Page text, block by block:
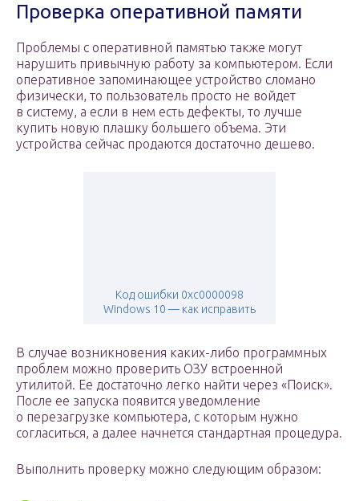
Проверка оперативной памяти
Проблемы с оперативной памятью также могут
нарушить привычную работу за компьютером. Если
оперативное запоминающее устройство сломано
физически, то пользователь просто не войдет
в систему, а если в нем есть дефекты, то лучше
купить новую плашку большего объема. Эти
устройства сейчас продаются достаточно дешево.
Код ошибки 0xc0000098
Windows 10 — как исправить
В случае возникновения каких-либо программных
проблем можно проверить ОЗУ встроенной
утилитой. Ее достаточно легко найти через «Поиск».
После ее запуска появится уведомление
о перезагрузке компьютера, с которым нужно
согласиться, а далее начнется стандартная процедура.
Выполнить проверку можно следующим образом: